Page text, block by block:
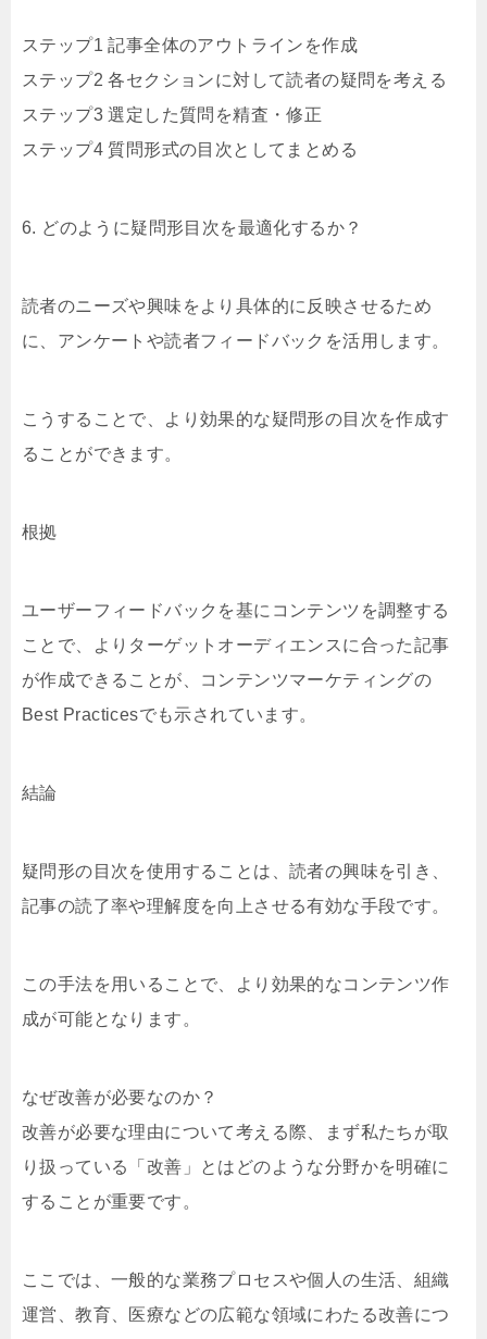
ステップ1 記事全体のアウトラインを作成
ステップ2 各セクションに対して読者の疑問を考える
ステップ3 選定した質問を精査・修正
ステップ4 質問形式の目次としてまとめる
6. どのように疑問形目次を最適化するか？
読者のニーズや興味をより具体的に反映させるため
に、アンケートや読者フィードバックを活用します。
こうすることで、より効果的な疑問形の目次を作成す
ることができます。
根拠
ユーザーフィードバックを基にコンテンツを調整する
ことで、よりターゲットオーディエンスに合った記事
が作成できることが、コンテンツマーケティングの
Best Practicesでも示されています。
結論
疑問形の目次を使用することは、読者の興味を引き、
記事の読了率や理解度を向上させる有効な手段です。
この手法を用いることで、より効果的なコンテンツ作
成が可能となります。
なぜ改善が必要なのか？
改善が必要な理由について考える際、まず私たちが取
り扱っている「改善」とはどのような分野かを明確に
することが重要です。
ここでは、一般的な業務プロセスや個人の生活、組織
運営、教育、医療などの広範な領域にわたる改善につ